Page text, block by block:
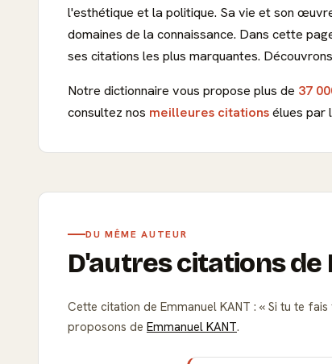
l'esthétique et la politique. Sa vie et son
domaines de la connaissance. Dans cette
ses citations les plus marquantes.
Notre dictionnaire vous propose plus de 37
consultez nos meilleures citationsélues par
DU MÊME AUTEUR
D'autres citations de
Cette citation de Emmanuel KANT : Si tu te
proposons de Emmanuel KANT.